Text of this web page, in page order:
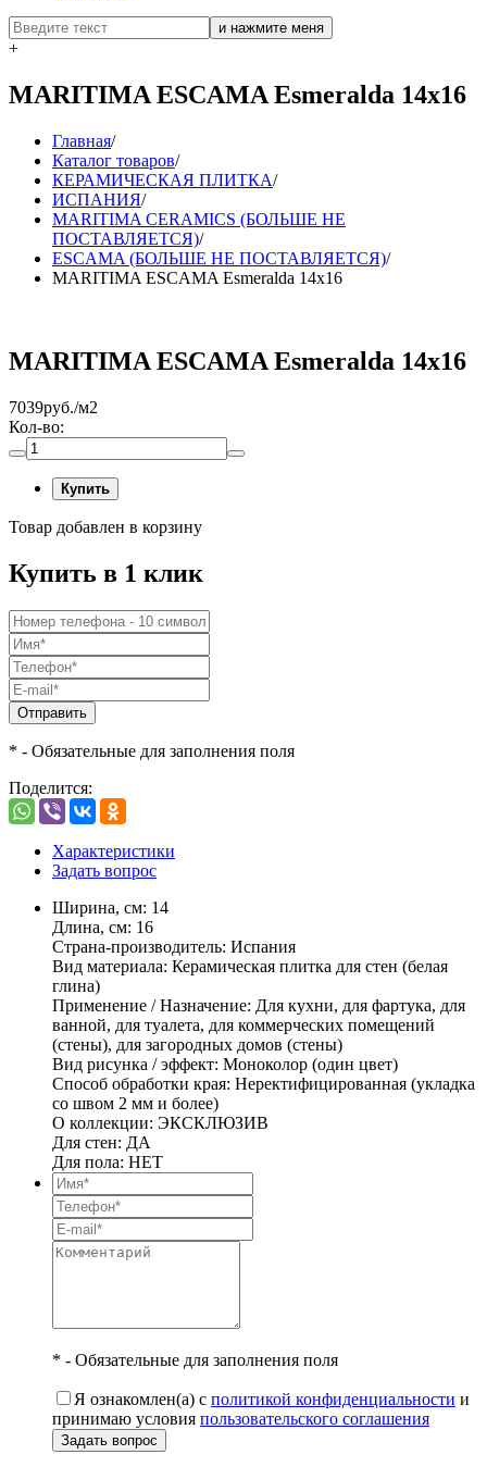
+
MARITIMA ESCAMA Esmeralda 14х16
Главная/
Каталог товаров/
КЕРАМИЧЕСКАЯ ПЛИТКА/
ИСПАНИЯ/
MARITIMA CERAMICS (БОЛЬШЕ НЕ
ПОСТАВЛЯЕТСЯ)/
ESCAMA (БОЛЬШЕ НЕ ПОСТАВЛЯЕТСЯ)/
MARITIMA ESCAMA Esmeralda 14х16
MARITIMA ESCAMA Esmeralda 14х16
7039руб./м2
Кол-во:
Купить
Товар добавлен в корзину
Купить в 1 клик
Отправить
* - Обязательные для заполнения поля
Поделится:
Характеристики
Задать вопрос
Ширина, см: 14
Длина, см: 16
Страна-производитель: Испания
Вид материала: Керамическая плитка для стен (белая
глина)
Применение / Назначение: Для кухни, для фартука, для
ванной, для туалета, для коммерческих помещений
(стены), для загородных домов (стены)
Вид рисунка / эффект: Моноколор (один цвет)
Способ обработки края: Неректифицированная (укладка
со швом 2 мм и более)
О коллекции: ЭКСКЛЮЗИВ
Для стен: ДА
Для пола: НЕТ
* - Обязательные для заполнения поля
Я ознакомлен(а) с политикой конфиденциальности и
принимаю условия пользовательского соглашения
Задать вопрос